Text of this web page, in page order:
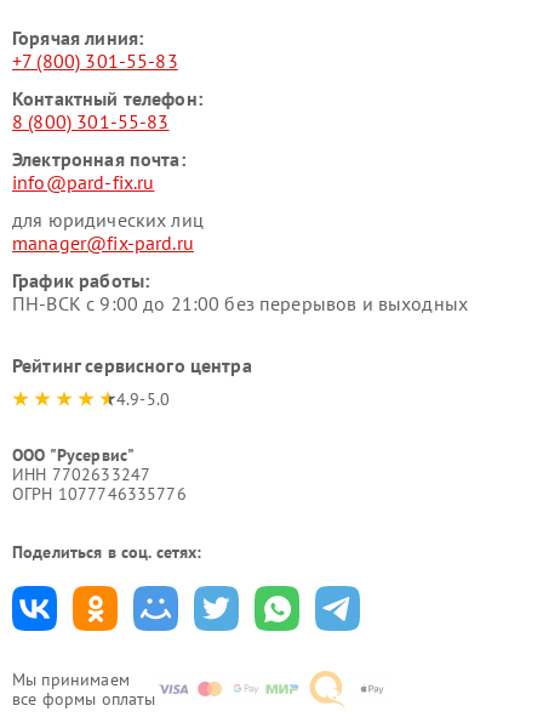
Мы принимаем
все формы оплаты
Горячая линия:
+7 (800) 301-55-83
Контактный телефон:
8 (800) 301-55-83
Электронная почта:
info@pard-fix.ru
для юридических лиц
manager@fix-pard.ru
График работы:
ПН-ВСК с 9:00 до 21:00 без перерывов и выходных
Рейтинг сервисного центра
4.9-5.0
ООО "Русервис"
ИНН 7702633247
ОГРН 1077746335776
Поделиться в соц. сетях: